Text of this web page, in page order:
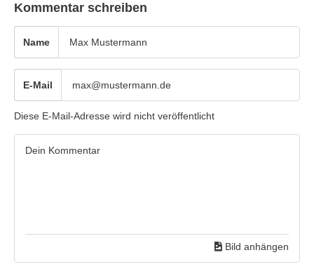
Kommentar schreiben
Name
E-Mail
Diese E-Mail-Adresse wird nicht veröffentlicht
Bild anhängen